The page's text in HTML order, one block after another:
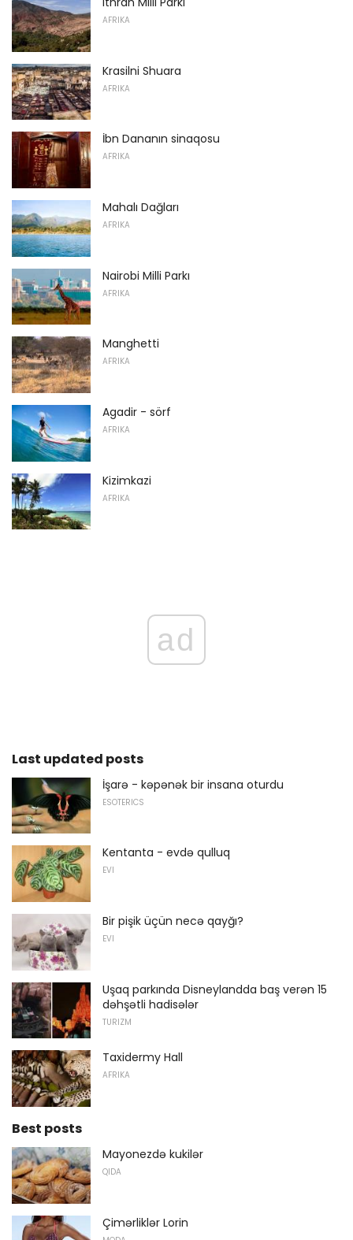
AFRIKA
Krasilni Shuara
AFRIKA
İbn Dananın sinaqosu
AFRIKA
Mahalı Dağları
AFRIKA
Nairobi Milli Parkı
AFRIKA
Manghetti
AFRIKA
Agadir - sörf
AFRIKA
Kizimkazi
AFRIKA
ad
Last updated posts
İşarə - kəpənək bir insana oturdu
ESOTERICS
Kentanta - evdə qulluq
EVI
Bir pişik üçün necə qayğı?
EVI
Uşaq parkında Disneylandda baş verən 15
dəhşətli hadisələr
TURIZM
Taxidermy Hall
AFRIKA
Best posts
Mayonezdə kukilər
QIDA
Çimərliklər Lorin